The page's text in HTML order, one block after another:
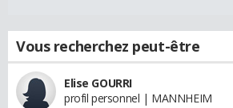
Vous recherchez peut-être
Elise GOURRI
profil personnel | MANNHEIM